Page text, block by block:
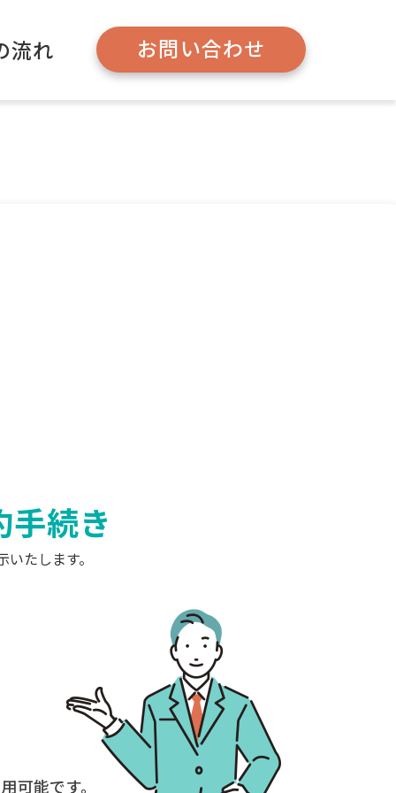
流れ お問い合わせ
続き
たします。
可能です。